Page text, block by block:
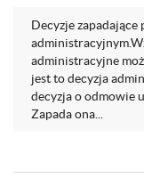
Decyzje
administracyjne
jest to decyzja
decyzja o odmowie
Zapada ona...